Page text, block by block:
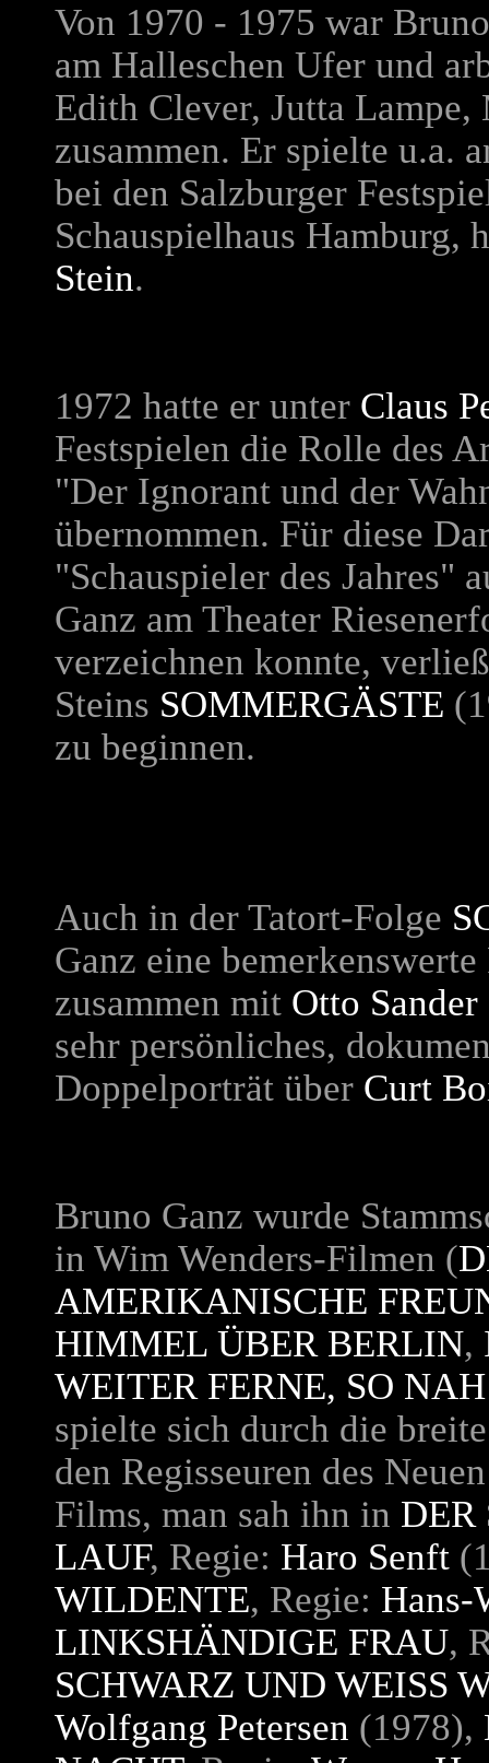
Von 1970 - 1975 war
am Halleschen Ufer und
Edith Clever, Jutta
zusammen. Er spielte u.a.
bei den Salzburger
Schauspielhaus
Stein.
1972 hatte er unter Claus
Festspielen die Rolle des
"Der Ignorant und der
übernommen. Für diese
"Schauspieler des Jahres"
Ganz am Theater
verzeichnen konnte,
Steins SOMMERGÄSTE
zu beginnen.
Auch in der Tatort-Folge
Ganz eine
zusammen mit Otto Sander
sehr persönliches,
Doppelporträt über Curt
Bruno Ganz wurde
in Wim Wenders-Filmen (
AMERIKANISCHE
HIMMEL ÜBER BERLIN,
WEITER FERNE, SO
spielte sich durch die
den Regisseuren des
Films, man sah ihn in DER
LAUF, Regie: Haro Senft
WILDENTE, Regie: Hans-
LINKSHÄNDIGE FRAU,
SCHWARZ UND WEISS
Wolfgang Petersen (1978),